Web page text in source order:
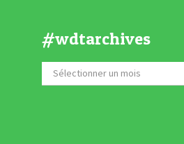
#wdtarchives